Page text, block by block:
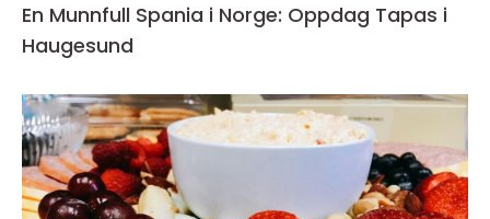
En Munnfull Spania i Norge: Oppdag Tapas i
Haugesund